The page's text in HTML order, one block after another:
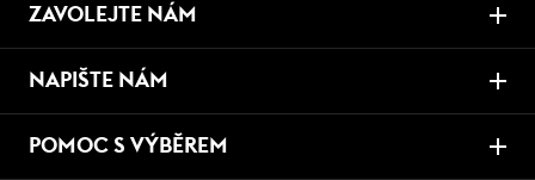
ZAVOLEJTE NÁM
NAPIŠTE NÁM
POMOC S VÝBĚREM